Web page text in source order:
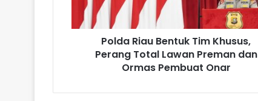
Polda Riau Bentuk Tim Khusus,
Perang Total Lawan Preman dan
Ormas Pembuat Onar